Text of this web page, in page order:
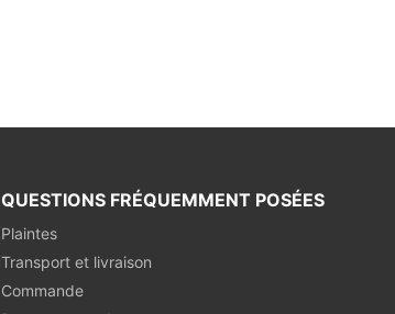
QUESTIONS FRÉQUEMMENT POSÉES
Plaintes
Transport et livraison
Commande